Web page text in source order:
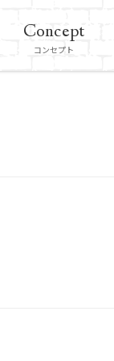
Concept
コンセプト